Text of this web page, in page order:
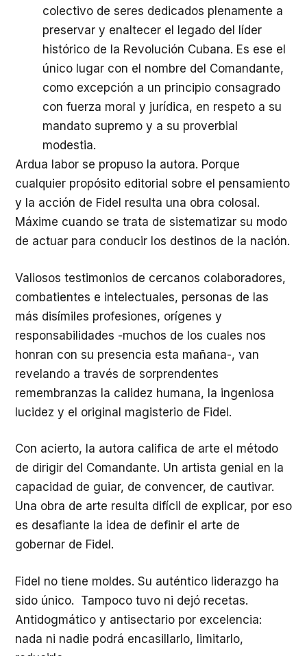
colectivo de seres dedicados plenamente a
preservar y enaltecer el legado del líder
histórico de la Revolución Cubana. Es ese el
único lugar con el nombre del Comandante,
como excepción a un principio consagrado
con fuerza moral y jurídica, en respeto a su
mandato supremo y a su proverbial
modestia.
Ardua labor se propuso la autora. Porque
cualquier propósito editorial sobre el pensamiento
y la acción de Fidel resulta una obra colosal.
Máxime cuando se trata de sistematizar su modo
de actuar para conducir los destinos de la nación.
Valiosos testimonios de cercanos colaboradores,
combatientes e intelectuales, personas de las
más disímiles profesiones, orígenes y
responsabilidades -muchos de los cuales nos
honran con su presencia esta mañana-, van
revelando a través de sorprendentes
remembranzas la calidez humana, la ingeniosa
lucidez y el original magisterio de Fidel.
Con acierto, la autora califica de arte el método
de dirigir del Comandante. Un artista genial en la
capacidad de guiar, de convencer, de cautivar.
Una obra de arte resulta difícil de explicar, por eso
es desafiante la idea de definir el arte de
gobernar de Fidel.
Fidel no tiene moldes. Su auténtico liderazgo ha
sido único. Tampoco tuvo ni dejó recetas.
Antidogmático y antisectario por excelencia:
nada ni nadie podrá encasillarlo, limitarlo,